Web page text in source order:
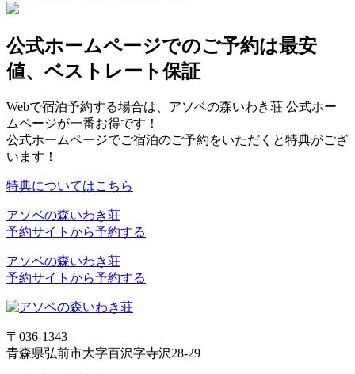
公式ホームページでのご予約は最安
値、ベストレート保証
Webで宿泊予約する場合は、アソベの森いわき荘 公式ホー
ムページが一番お得です！
公式ホームページでご宿泊のご予約をいただくと特典がござ
います！
特典についてはこちら
アソベの森いわき荘
予約サイトから予約する
アソベの森いわき荘
予約サイトから予約する
〒036-1343
青森県弘前市大字百沢字寺沢28-29